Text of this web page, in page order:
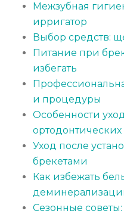
Межзубная
ирригатор
Выбор средств:
Питание при
избегать
и процедуры
Особенности
ортодонтических
Уход после
брекетами
Как избежать
Сезонные